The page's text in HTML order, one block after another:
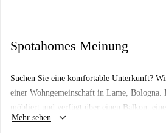
Spotahomes Meinung
Suchen Sie eine komfortable Unterkunft?
einer Wohngemeinschaft in Lame,
möbliert und verfügt über einen Balkon, eine
eine Waschmaschine, einen Geschirrspüler
Mehr sehen keyboard_arrow_down